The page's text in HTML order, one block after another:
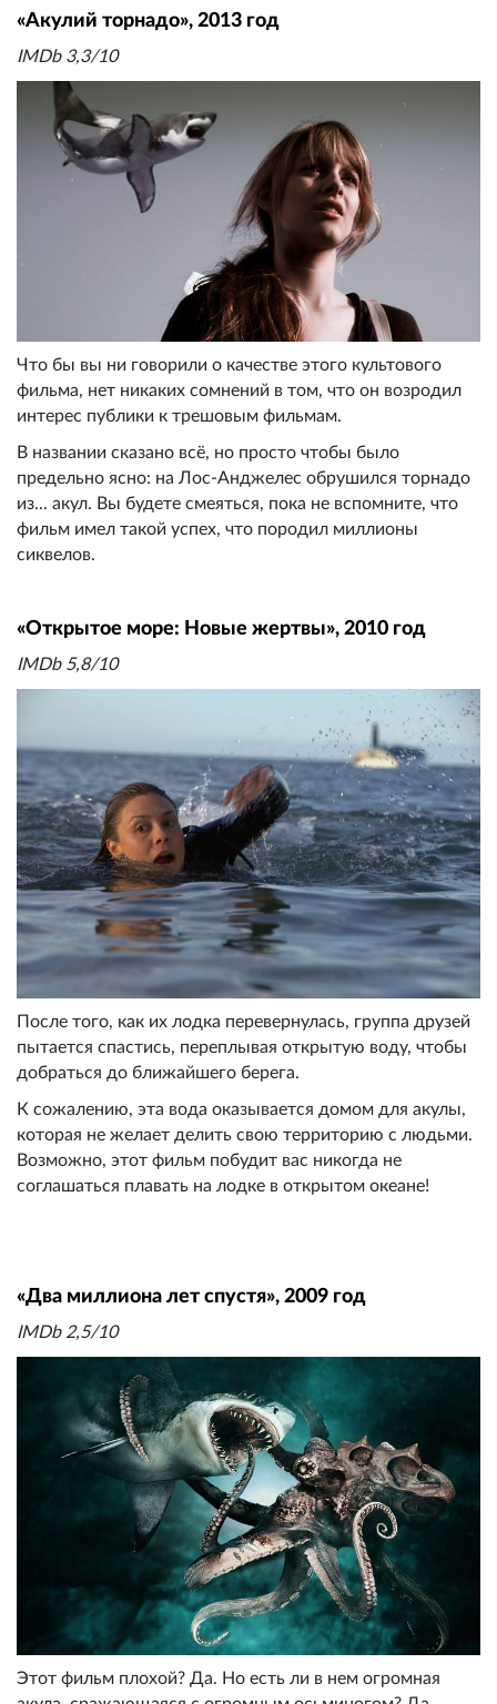
«Акулий торнадо», 2013 год
IMDb 3,3/10
Что бы вы ни говорили о качестве этого культового
фильма, нет никаких сомнений в том, что он возродил
интерес публики к трешовым фильмам.
В названии сказано всё, но просто чтобы было
предельно ясно: на Лос-Анджелес обрушился торнадо
из... акул. Вы будете смеяться, пока не вспомните, что
фильм имел такой успех, что породил миллионы
сиквелов.
«Открытое море: Новые жертвы», 2010 год
IMDb 5,8/10
После того, как их лодка перевернулась, группа друзей
пытается спастись, переплывая открытую воду, чтобы
добраться до ближайшего берега.
К сожалению, эта вода оказывается домом для акулы,
которая не желает делить свою территорию с людьми.
Возможно, этот фильм побудит вас никогда не
соглашаться плавать на лодке в открытом океане!
«Два миллиона лет спустя», 2009 год
IMDb 2,5/10
Этот фильм плохой? Да. Но есть ли в нем огромная